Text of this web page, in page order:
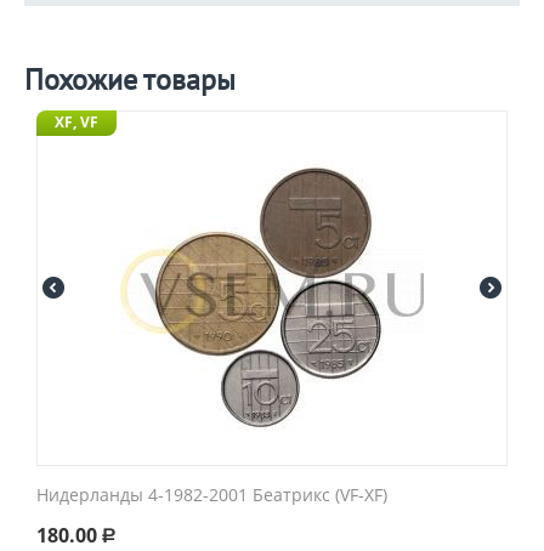
Похожие товары
XF, VF
Нидерланды 4-1982-2001 Беатрикс (VF-XF)
180.00 Р